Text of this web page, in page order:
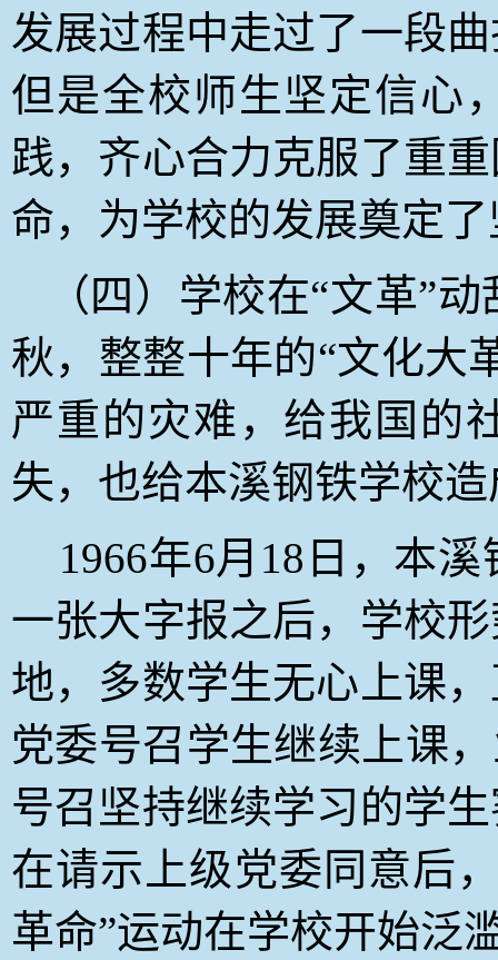
发展过程中走过了一段
但是全校师生坚定信心
践，齐心合力克服了重
命，为学校的发展奠定
（四）学校在“文革”动
秋，整整十年的“文化大
严重的灾难，给我国的
失，也给本溪钢铁学校
1966年6月18日 ，本
一张大字报之后，学校
地，多数学生无心上课
党委号召学生继续上课
号召坚持继续学习的学
在请示上级党委同意后
革命”运动在学校开始泛